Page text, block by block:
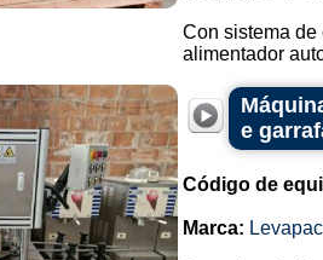
Con sistema de
alimentador
e
Código de
Marca: